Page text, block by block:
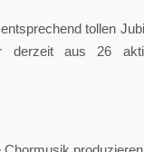
tollen
derzeit aus 26